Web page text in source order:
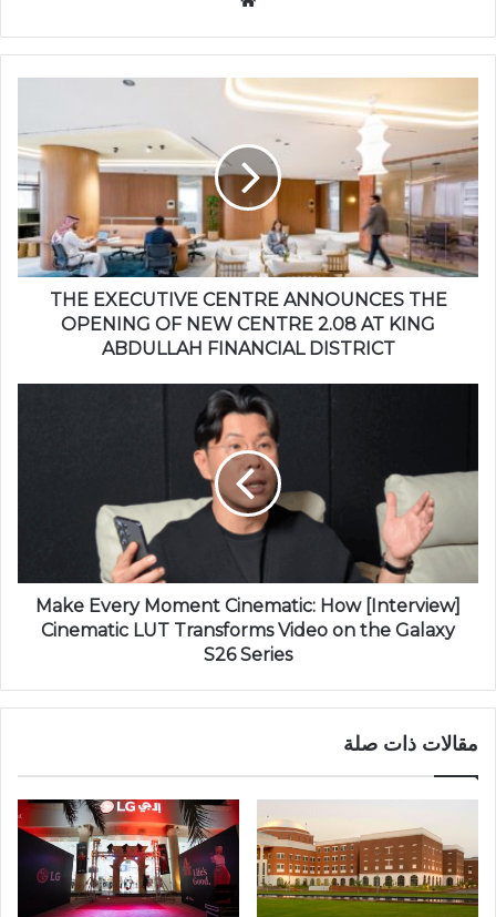
THE EXECUTIVE CENTRE ANNOUNCES THE
OPENING OF NEW CENTRE 2.08 AT KING
ABDULLAH FINANCIAL DISTRICT
[Interview] Make Every Moment Cinematic: How
Cinematic LUT Transforms Video on the Galaxy
S26 Series
مقالات ذات صلة